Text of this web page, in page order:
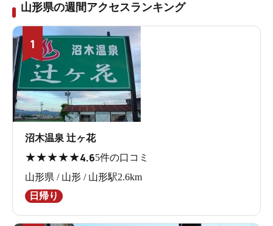
山形県の週間アクセスランキング
1
沼木温泉 辻ヶ花
★★★★★4.65件の口コミ
山形県 / 山形 / 山形駅2.6km
日帰り